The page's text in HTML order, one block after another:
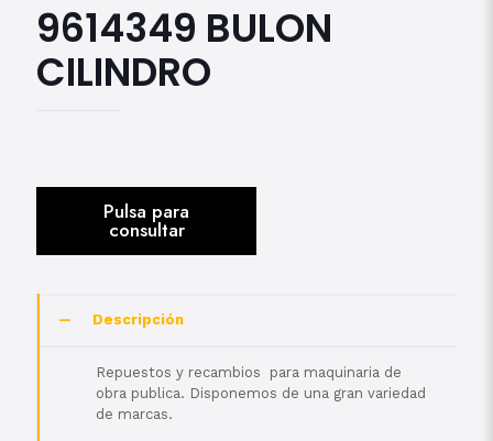
9614349 BULON
CILINDRO
Descripción
Repuestos y recambios para maquinaria de
obra publica. Disponemos de una gran variedad
de marcas.